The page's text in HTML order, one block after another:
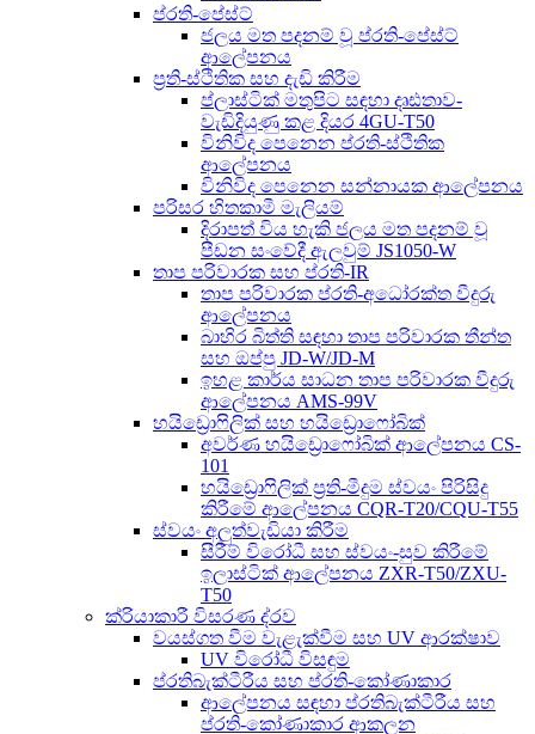
ප්රති-පේස්ට්
ජලය මත පදනම් වූ ප්රති-පේස්ට්
ආලේපනය
ප්‍රති-ස්ථිතික සහ දැඩි කිරීම
ප්ලාස්ටික් මතුපිට සඳහා දෘඪතාව-
වැඩිදියුණු කළ දියර 4GU-T50
විනිවිද පෙනෙන ප්රති-ස්ථිතික
ආලේපනය
විනිවිද පෙනෙන සන්නායක ආලේපනය
පරිසර හිතකාමී මැලියම්
දිරාපත් විය හැකි ජලය මත පදනම් වූ
පීඩන සංවේදී ඇලවුම් JS1050-W
තාප පරිවාරක සහ ප්රති-IR
තාප පරිවාරක ප්රති-අධෝරක්ත වීදුරු
ආලේපනය
බාහිර බිත්ති සඳහා තාප පරිවාරක තීන්ත
සහ ඔප්පු JD-W/JD-M
ඉහළ කාර්ය සාධන තාප පරිවාරක වීදුරු
ආලේපනය AMS-99V
හයිඩ්‍රොෆිලික් සහ හයිඩ්‍රොෆෝබික්
අවර්ණ හයිඩ්‍රොෆෝබික් ආලේපනය CS-
101
හයිඩ්‍රොෆිලික් ප්‍රති-මීදුම ස්වයං පිරිසිදු
කිරීමේ ආලේපනය CQR-T20/CQU-T55
ස්වයං අලුත්වැඩියා කිරීම
සීරීම් විරෝධී සහ ස්වයං-සුව කිරීමේ
ඉලාස්ටික් ආලේපනය ZXR-T50/ZXU-
T50
ක්රියාකාරී විසරණ ද්රව
වයස්ගත වීම වැළැක්වීම සහ UV ආරක්ෂාව
UV විරෝධී විසඳුම
ප්රතිබැක්ටීරීය සහ ප්රති-කෝණාකාර
ආලේපනය සඳහා ප්රතිබැක්ටීරීය සහ
ප්රති-කෝණාකාර ආකලන